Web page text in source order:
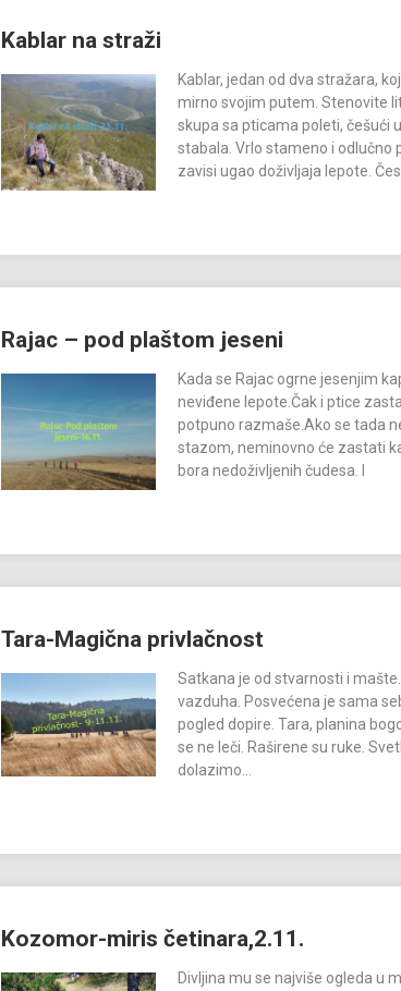
Kablar na straži
Kablar, jedan od dva stražara,
mirno svojim putem. Stenovite
skupa sa pticama poleti, češući
stabala. Vrlo stameno i odlučno
zavisi ugao doživljaja lepote.
Rajac – pod plaštom jeseni
Kada se Rajac ogrne jesenjim
neviđene lepote.Čak i ptice
potpuno razmaše.Ako se tada
stazom, neminovno će zastati
bora nedoživljenih čudesa. I
Tara-Magična privlačnost
Satkana je od stvarnosti i
vazduha. Posvećena je sama
pogled dopire. Tara, planina
se ne leči. Raširene su ruke.
dolazimo...
Kozomor-miris četinara,2.11.
Divljina mu se najviše ogleda u